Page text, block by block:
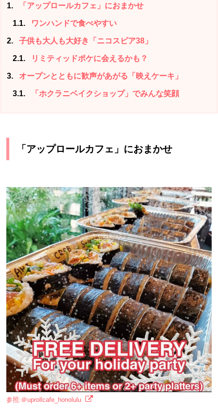
1 「アップロールカフェ」におまかせ
1.1 ワンハンドで食べやすい
2 子供も大人も大好き「ニコスピア38」
2.1 リミティッドポケに会えるかも？
3 オープンとともに歓声があがる「映えケーキ」
3.1 「ホクラニベイクショップ」でみんな笑顔
「アップロールカフェ」におまかせ
参照:＠uprollcafe_honolulu